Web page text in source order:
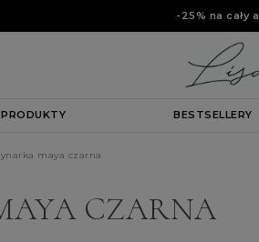
-25% na cały
PRODUKTY BESTSELLERY
maya czarna
CZARNA